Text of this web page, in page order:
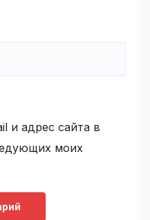
и адрес сайта в
моих